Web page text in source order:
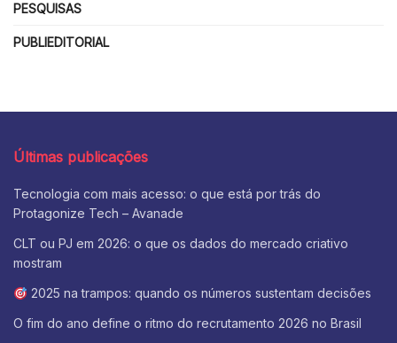
PESQUISAS
PUBLIEDITORIAL
Últimas publicações
Tecnologia com mais acesso: o que está por trás do
Protagonize Tech – Avanade
CLT ou PJ em 2026: o que os dados do mercado criativo
mostram
2025 na trampos: quando os números sustentam decisões
O fim do ano define o ritmo do recrutamento 2026 no Brasil